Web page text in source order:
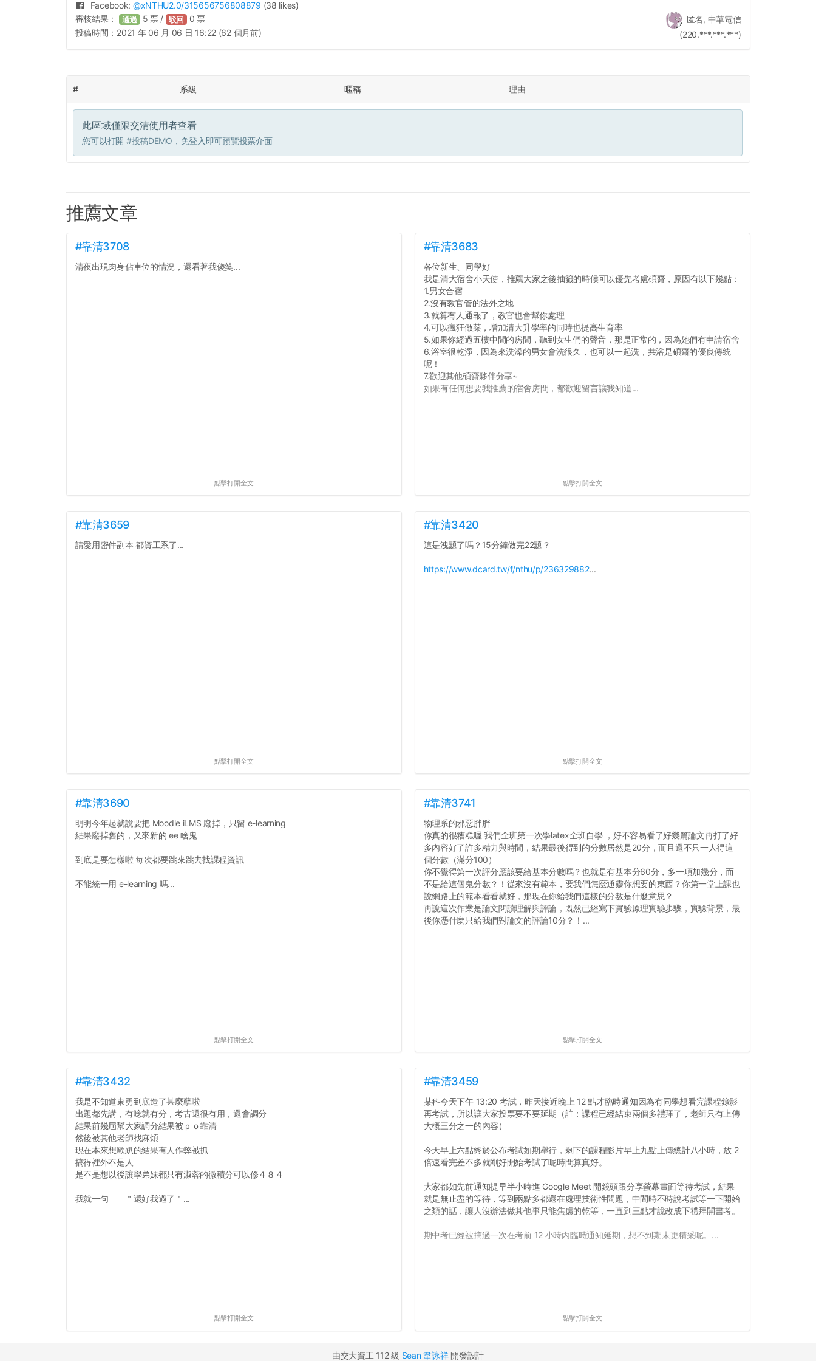
Facebook: @xNTHU2.0/315656756808879 (38 likes)
匿名, 中華電信
(220.***.***.***)
審核結果： 通過 5 票 / 駁回 0 票
投稿時間： 2021 年 06 月 06 日 16:22 (62 個月前)
# 系級 暱稱 理由
此區域僅限交清使用者查看
您可以打開 #投稿DEMO ，免登入即可預覽投票介面
推薦文章
#靠清3708
清夜出現肉身佔車位的情況，還看著我傻笑...
點擊打開全文
#靠清3683
各位新生、同學好
我是清大宿舍小天使，推薦大家之後抽籤的時候可以優先考慮碩齋，原因有以下幾點：
1.男女合宿
2.沒有教官管的法外之地
3.就算有人通報了，教官也會幫你處理
4.可以瘋狂做菜，增加清大升學率的同時也提高生育率
5.如果你經過五樓中間的房間，聽到女生們的聲音，那是正常的，因為她們有申請宿舍
6.浴室很乾淨，因為來洗澡的男女會洗很久，也可以一起洗，共浴是碩齋的優良傳統
呢！
7.歡迎其他碩齋夥伴分享~
如果有任何想要我推薦的宿舍房間，都歡迎留言讓我知道...
點擊打開全文
#靠清3659
請愛用密件副本 都資工系了...
點擊打開全文
#靠清3420
這是洩題了嗎？15分鐘做完22題？
https://www.dcard.tw/f/nthu/p/236329882...
點擊打開全文
#靠清3690
明明今年起就說要把 Moodle iLMS 廢掉，只留 e-learning
結果廢掉舊的，又來新的 ee 啥鬼
到底是要怎樣啦 每次都要跳來跳去找課程資訊
不能統一用 e-learning 嗎...
點擊打開全文
#靠清3741
物理系的邪惡胖胖
你真的很糟糕喔 我們全班第一次學latex全班自學 ，好不容易看了好幾篇論文再打了好
多內容好了許多精力與時間，結果最後得到的分數居然是20分，而且還不只一人得這
個分數（滿分100）
你不覺得第一次評分應該要給基本分數嗎？也就是有基本分60分，多一項加幾分，而
不是給這個鬼分數？！從來沒有範本，要我們怎麼通靈你想要的東西？你第一堂上課也
說網路上的範本看看就好，那現在你給我們這樣的分數是什麼意思？
再說這次作業是論文閱讀理解與評論，既然已經寫下實驗原理實驗步驟，實驗背景，最
後你憑什麼只給我們對論文的評論10分？！...
點擊打開全文
#靠清3432
我是不知道東勇到底造了甚麼孽啦
出題都先講，有唸就有分，考古還很有用，還會調分
結果前幾屆幫大家調分結果被ｐｏ靠清
然後被其他老師找麻煩
現在本來想歐趴的結果有人作弊被抓
搞得裡外不是人
是不是想以後讓學弟妹都只有淑蓉的微積分可以修４８４
我就一句 ＂還好我過了＂...
點擊打開全文
#靠清3459
某科今天下午 13:20 考試，昨天接近晚上 12 點才臨時通知因為有同學想看完課程錄影
再考試，所以讓大家投票要不要延期（註：課程已經結束兩個多禮拜了，老師只有上傳
大概三分之一的內容）
今天早上六點終於公布考試如期舉行，剩下的課程影片早上九點上傳總計八小時，放 2
倍速看完差不多就剛好開始考試了呢時間算真好。
大家都如先前通知提早半小時進 Google Meet 開鏡頭跟分享螢幕畫面等待考試，結果
就是無止盡的等待，等到兩點多都還在處理技術性問題，中間時不時說考試等一下開始
之類的話，讓人沒辦法做其他事只能焦慮的乾等，一直到三點才說改成下禮拜開書考。
期中考已經被搞過一次在考前 12 小時內臨時通知延期，想不到期末更精采呢。...
點擊打開全文
由交大資工 112 級 Sean 韋詠祥開發設計